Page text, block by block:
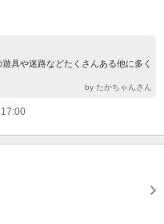
具や迷路などたくさんある他に多く
by たかちゃんさん